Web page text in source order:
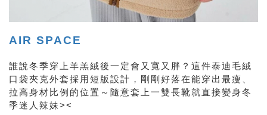
AIR SPACE
誰說冬季穿上羊羔絨後一定會又寬又胖？這件泰迪毛絨
口袋夾克外套採用短版設計，剛剛好落在能穿出最瘦、
拉高身材比例的位置～隨意套上一雙長靴就直接變身冬
季迷人辣妹><